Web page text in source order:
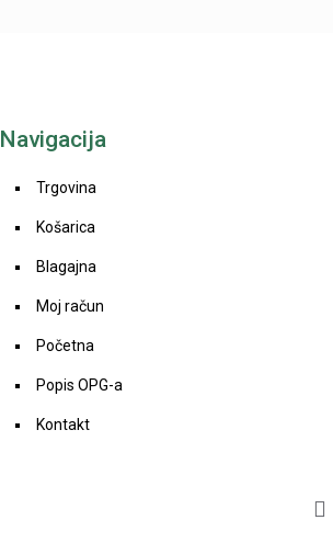
Navigacija
Trgovina
Košarica
Blagajna
Moj račun
Početna
Popis OPG-a
Kontakt